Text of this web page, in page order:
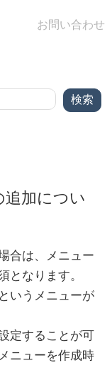
お問い合わせ
加につい
合は、メニュー
となります。
いうメニューが
定することが可
ニューを作成時